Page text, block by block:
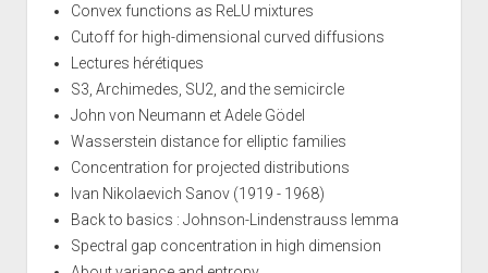
Convex functions as ReLU mixtures
Cutoff for high-dimensional curved diffusions
Lectures hérétiques
S3, Archimedes, SU2, and the semicircle
John von Neumann et Adele Gödel
Wasserstein distance for elliptic families
Concentration for projected distributions
Ivan Nikolaevich Sanov (1919 - 1968)
Back to basics : Johnson-Lindenstrauss lemma
Spectral gap concentration in high dimension